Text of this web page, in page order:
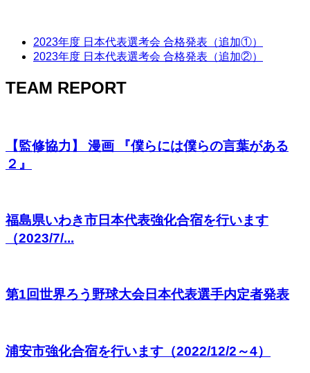
2023年度 日本代表選考会 合格発表（追加①）
2023年度 日本代表選考会 合格発表（追加②）
TEAM REPORT
【監修協力】 漫画 『僕らには僕らの言葉がある
２』
福島県いわき市日本代表強化合宿を行います
（2023/7/...
第1回世界ろう野球大会日本代表選手内定者発表
浦安市強化合宿を行います（2022/12/2～4）